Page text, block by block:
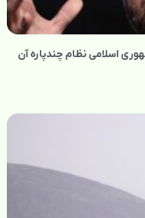
اسلامی نظام چندپاره آن